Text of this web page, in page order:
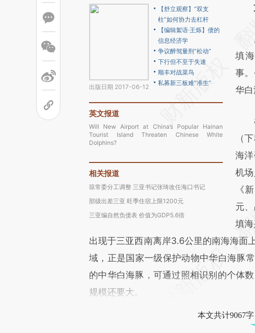
出版日期 2017-06-12
【舒立观察】“双支
柱”如何协力去杠杆
【编辑絮语·王烁】债的
信息经济学
争议醉驾量刑“松动”
下行但不至于失速
顺丰对战菜鸟
私募新三板难“准生”
英文报道
Will New Airport at China’s Popular Hainan
Tourist Island Threaten Chinese White
Dolphins?
相关报道
琼常委分工调整 三亚书记张琦改任海口书记
部级出差三亚 旺季住宿上限1200元
三亚编自然负债表 价值为GDP5.6倍
而
财
比
周
填
事
华白
根
（
海
机
《
元
填
出现于三亚西南离岸3.6公里的南海海面
域，正是国家一级保护动物中华白海豚
的中华白海豚，可通过照相识别的个体
规模还要大。
本文共计9067